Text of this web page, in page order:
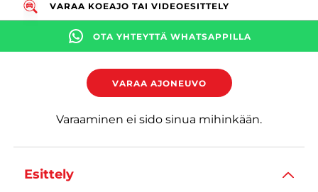
VARAA KOEAJO TAI VIDEOESITTELY
OTA YHTEYTTÄ WHATSAPPILLA
VARAA AJONEUVO
Varaaminen ei sido sinua mihinkään.
Esittely